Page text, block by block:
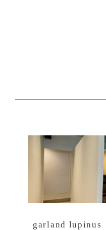
garland lupinus